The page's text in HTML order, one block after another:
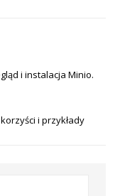
i instalacja Minio.
i przykłady